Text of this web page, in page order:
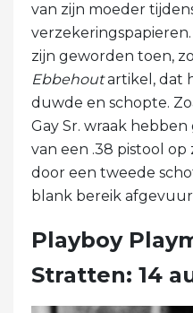
van zijn moeder
zijn geworden toen,
Ebbehoutartikel, dat
duwde en schopte.
Gay Sr. wraak
van een .38 pistool
door een tweede
blank bereik
Playboy
Stratten: 14